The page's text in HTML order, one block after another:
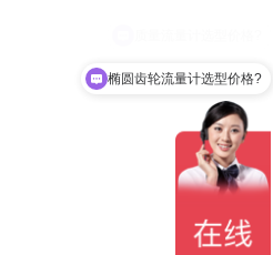
椭圆齿轮流量计选型价格?